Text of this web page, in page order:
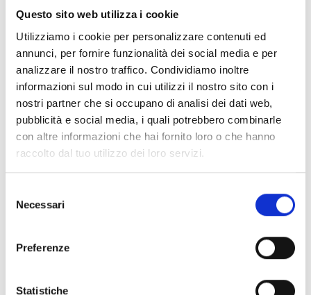
Questo sito web utilizza i cookie
Utilizziamo i cookie per personalizzare contenuti ed
annunci, per fornire funzionalità dei social media e per
analizzare il nostro traffico. Condividiamo inoltre
informazioni sul modo in cui utilizzi il nostro sito con i
nostri partner che si occupano di analisi dei dati web,
pubblicità e social media, i quali potrebbero combinarle
con altre informazioni che hai fornito loro o che hanno
raccolto dal tuo utilizzo dei loro servizi.
delNecessari
Preferenze
Statistiche
Accessoires pour socles EB00 - Matériaux (47)
Accessoires pour les tests des détecteurs -
Matériaux(6)
Accessoires pour détecteurs Enea - Matériaux (35)
Accessoires Senseware
Accessoires de la série Industrial - Matériaux(17)
Tout sélectionner
marqués par une icône lock